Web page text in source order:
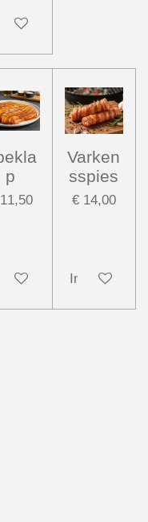
p
Varken
sspies
€ 14,00
In